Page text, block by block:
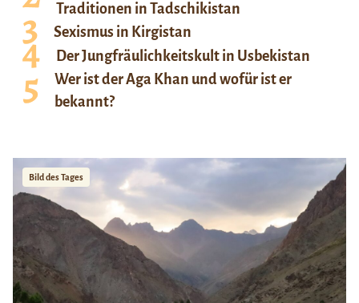
Traditionen in Tadschikistan
Sexismus in Kirgistan
Der Jungfräulichkeitskult in Usbekistan
Wer ist der Aga Khan und wofür ist er
bekannt?
Bild des Tages